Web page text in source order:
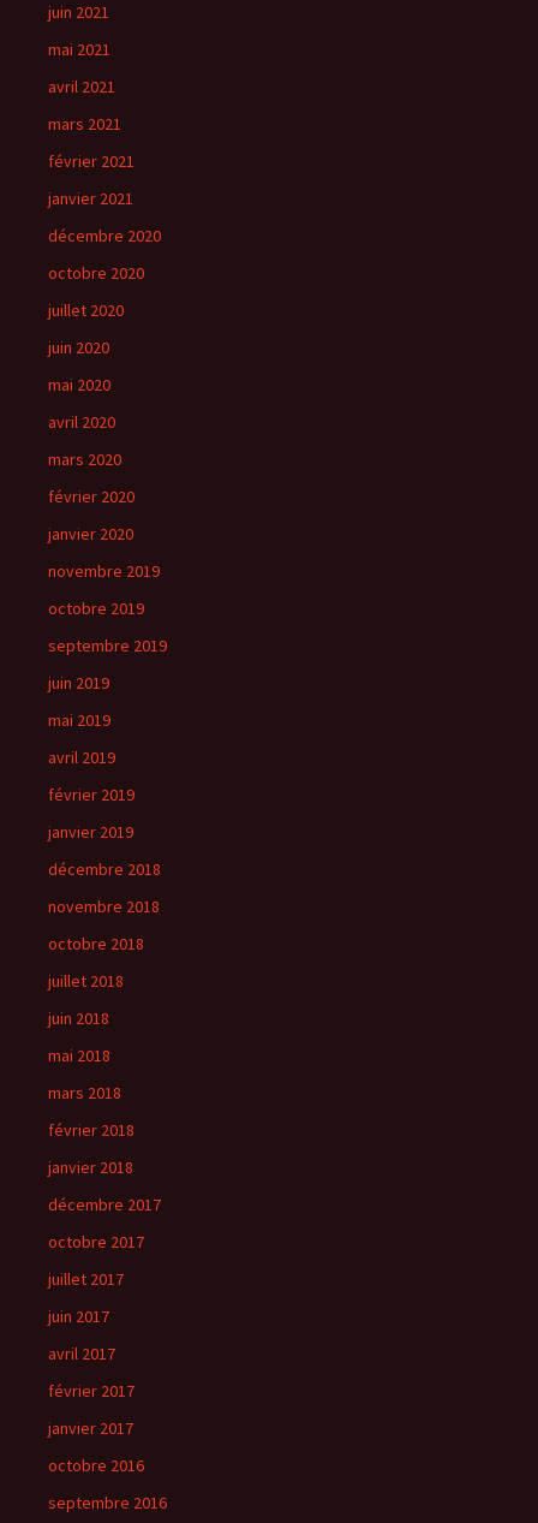
juin 2021
mai 2021
avril 2021
mars 2021
février 2021
janvier 2021
décembre 2020
octobre 2020
juillet 2020
juin 2020
mai 2020
avril 2020
mars 2020
février 2020
janvier 2020
novembre 2019
octobre 2019
septembre 2019
juin 2019
mai 2019
avril 2019
février 2019
janvier 2019
décembre 2018
novembre 2018
octobre 2018
juillet 2018
juin 2018
mai 2018
mars 2018
février 2018
janvier 2018
décembre 2017
octobre 2017
juillet 2017
juin 2017
avril 2017
février 2017
janvier 2017
octobre 2016
septembre 2016